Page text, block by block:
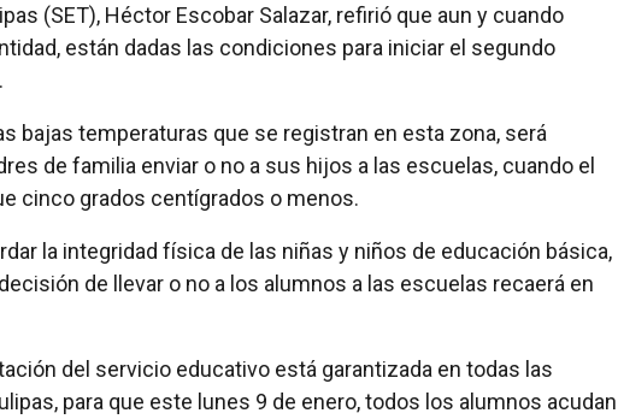
(SET), Héctor Escobar Salazar, refirió que aun y cuando
están dadas las condiciones para iniciar el segundo
bajas temperaturas que se registran en esta zona, será
de familia enviar o no a sus hijos a las escuelas, cuando el
cinco grados centígrados o menos.
la integridad física de las niñas y niños de educación básica,
de llevar o no a los alumnos a las escuelas recaerá en
del servicio educativo está garantizada en todas las
para que este lunes 9 de enero, todos los alumnos acudan